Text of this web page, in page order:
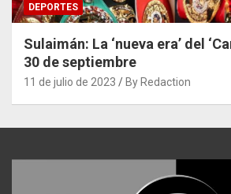
DEPORTES
Sulaimán: La ‘nueva era’ del
30 de septiembre
11 de julio de 2023 By Redaction